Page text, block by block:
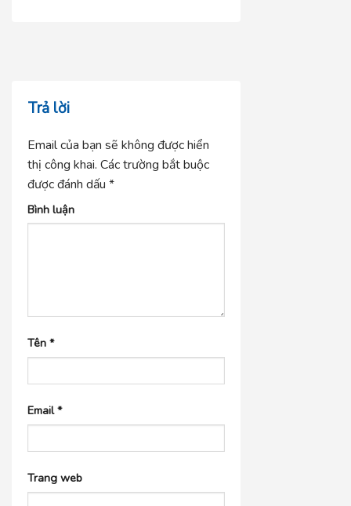
Trả lời
Email của bạn sẽ không được hiển
thị công khai. Các trường bắt buộc
được đánh dấu *
Bình luận
Tên *
Email*
Trang web